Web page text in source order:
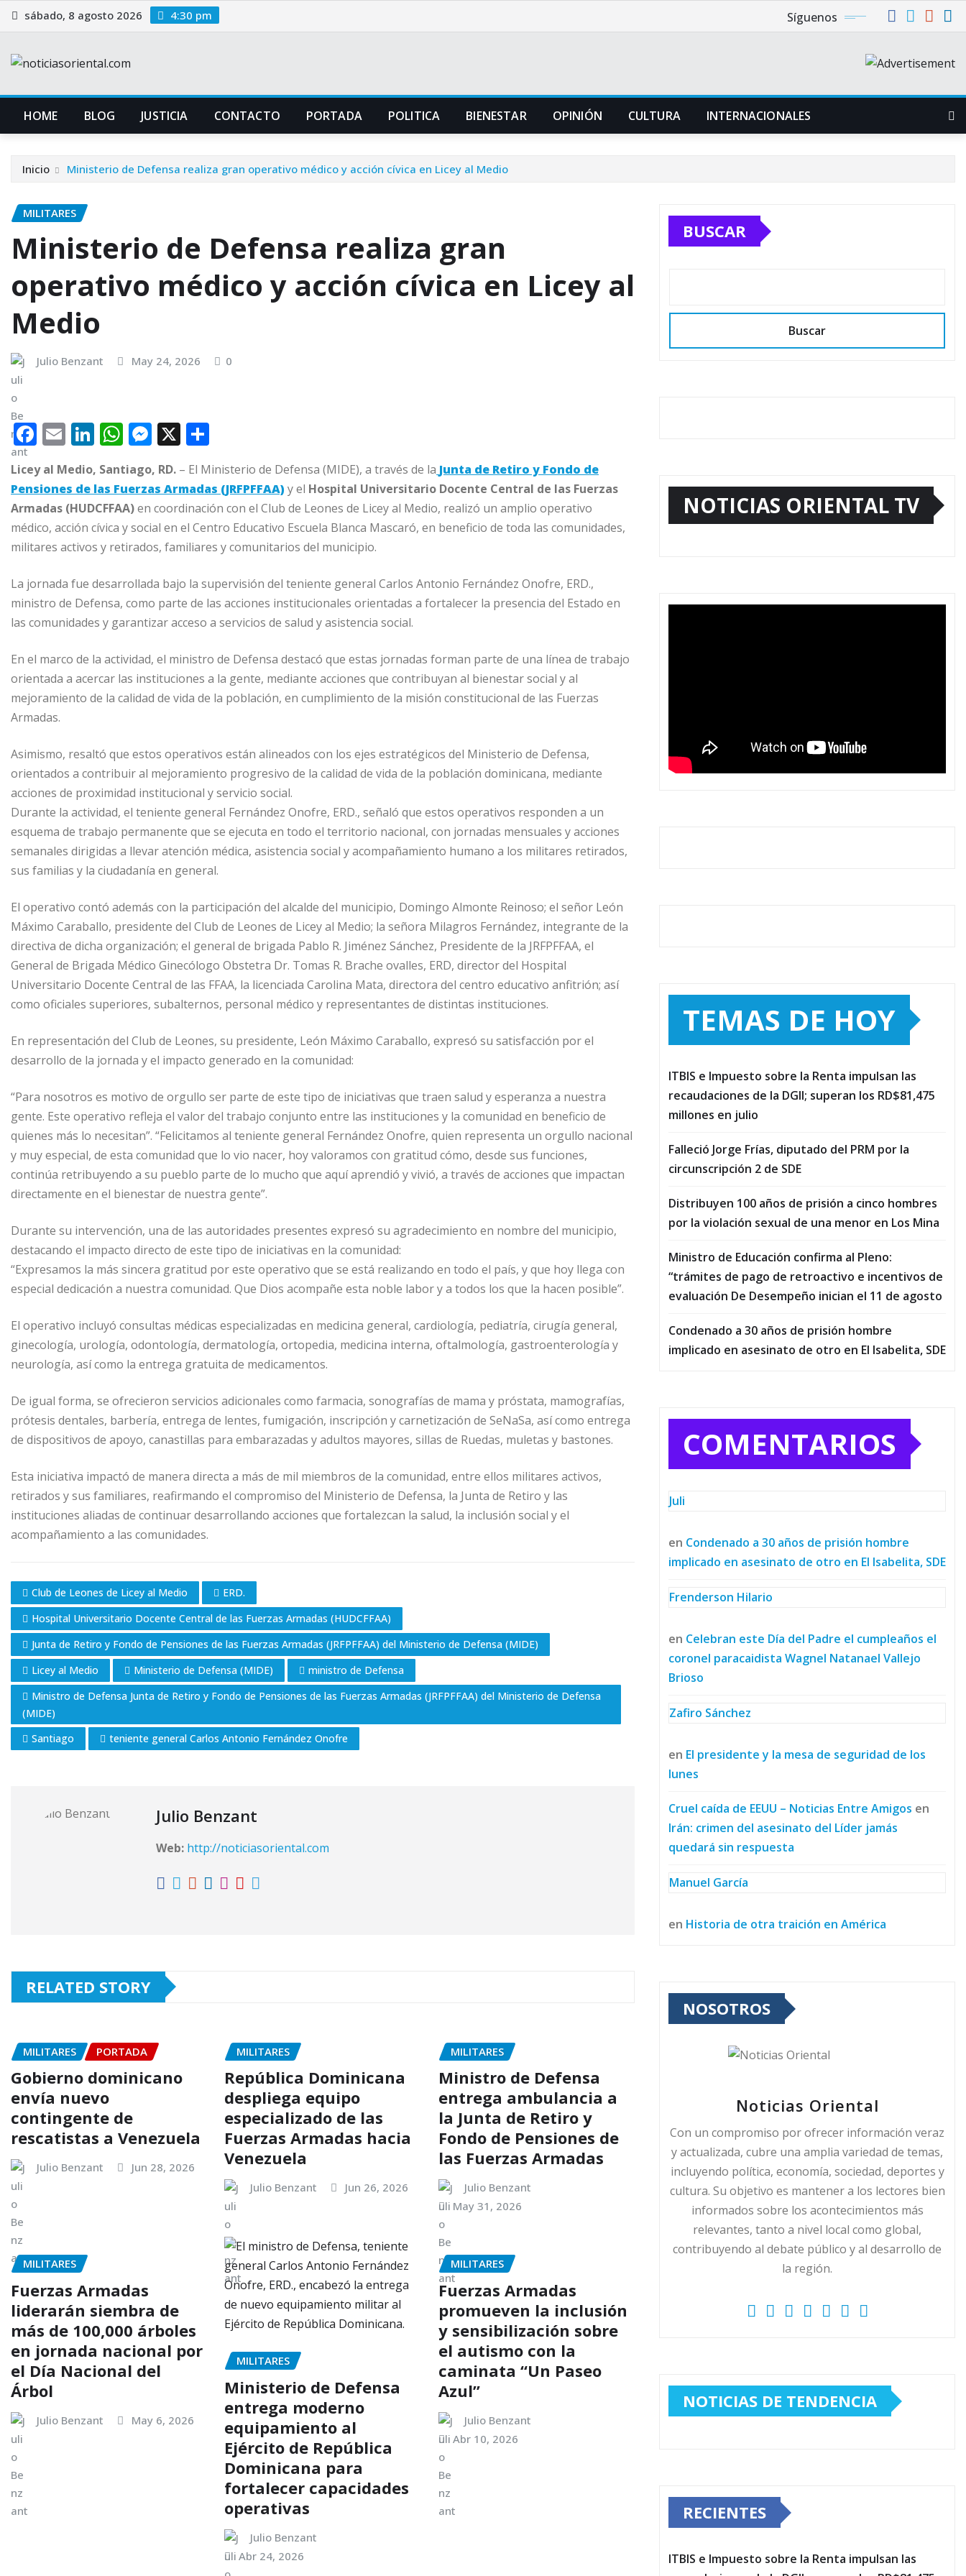
Saltar
al
sábado, 8 agosto 2026 4:30 pm Síguenos
HOME BLOG JUSTICIA CONTACTO PORTADA POLITICA BIENESTAR OPINIÓN CULTURA INTERNACIONALES
Inicio Ministerio de Defensa realiza gran operativo médico y acción cívica en Licey al Medio
MILITARES
Ministerio de Defensa realiza gran
operativo médico y acción cívica en Licey al
Medio
Julio Benzant May 24, 2026 0
F
c
e
b
o
k
E
m
ai
l
Li
n
k
e
dI
n
W
h
at
s
A
p
p
M
e
ss
e
n
g
e
r
X
o
m
p
ar
ti
Licey al Medio, Santiago, RD. – El Ministerio de Defensa (MIDE), a través de la Junta de Retiro y Fondo de
Pensiones de las Fuerzas Armadas (JRFPFFAA) y el Hospital Universitario Docente Central de las Fuerzas
Armadas (HUDCFFAA)en coordinación con el Club de Leones de Licey al Medio, realizó un amplio operativo
médico, acción cívica y social en el Centro Educativo Escuela Blanca Mascaró, en beneficio de toda las comunidades,
militares activos y retirados, familiares y comunitarios del municipio.
La jornada fue desarrollada bajo la supervisión del teniente general Carlos Antonio Fernández Onofre, ERD.,
ministro de Defensa, como parte de las acciones institucionales orientadas a fortalecer la presencia del Estado en
las comunidades y garantizar acceso a servicios de salud y asistencia social.
En el marco de la actividad, el ministro de Defensa destacó que estas jornadas forman parte de una línea de trabajo
orientada a acercar las instituciones a la gente, mediante acciones que contribuyan al bienestar social y al
mejoramiento de la calidad de vida de la población, en cumplimiento de la misión constitucional de las Fuerzas
Armadas.
Asimismo, resaltó que estos operativos están alineados con los ejes estratégicos del Ministerio de Defensa,
orientados a contribuir al mejoramiento progresivo de la calidad de vida de la población dominicana, mediante
acciones de proximidad institucional y servicio social.
Durante la actividad, el teniente general Fernández Onofre, ERD., señaló que estos operativos responden a un
esquema de trabajo permanente que se ejecuta en todo el territorio nacional, con jornadas mensuales y acciones
semanales dirigidas a llevar atención médica, asistencia social y acompañamiento humano a los militares retirados,
sus familias y la ciudadanía en general.
El operativo contó además con la participación del alcalde del municipio, Domingo Almonte Reinoso; el señor León
Máximo Caraballo, presidente del Club de Leones de Licey al Medio; la señora Milagros Fernández, integrante de la
directiva de dicha organización; el general de brigada Pablo R. Jiménez Sánchez, Presidente de la JRFPFFAA, el
General de Brigada Médico Ginecólogo Obstetra Dr. Tomas R. Brache ovalles, ERD, director del Hospital
Universitario Docente Central de las FFAA, la licenciada Carolina Mata, directora del centro educativo anfitrión; así
como oficiales superiores, subalternos, personal médico y representantes de distintas instituciones.
En representación del Club de Leones, su presidente, León Máximo Caraballo, expresó su satisfacción por el
desarrollo de la jornada y el impacto generado en la comunidad:
“Para nosotros es motivo de orgullo ser parte de este tipo de iniciativas que traen salud y esperanza a nuestra
gente. Este operativo refleja el valor del trabajo conjunto entre las instituciones y la comunidad en beneficio de
quienes más lo necesitan”. “Felicitamos al teniente general Fernández Onofre, quien representa un orgullo nacional
y muy especial, de esta comunidad que lo vio nacer, hoy valoramos con gratitud cómo, desde sus funciones,
continúa retribuyendo a su pueblo parte de lo mucho que aquí aprendió y vivió, a través de acciones que impactan
directamente en el bienestar de nuestra gente”.
Durante su intervención, una de las autoridades presentes expresó su agradecimiento en nombre del municipio,
destacando el impacto directo de este tipo de iniciativas en la comunidad:
“Expresamos la más sincera gratitud por este operativo que se está realizando en todo el país, y que hoy llega con
especial dedicación a nuestra comunidad. Que Dios acompañe esta noble labor y a todos los que la hacen posible”.
El operativo incluyó consultas médicas especializadas en medicina general, cardiología, pediatría, cirugía general,
ginecología, urología, odontología, dermatología, ortopedia, medicina interna, oftalmología, gastroenterología y
neurología, así como la entrega gratuita de medicamentos.
De igual forma, se ofrecieron servicios adicionales como farmacia, sonografías de mama y próstata, mamografías,
prótesis dentales, barbería, entrega de lentes, fumigación, inscripción y carnetización de SeNaSa, así como entrega
de dispositivos de apoyo, canastillas para embarazadas y adultos mayores, sillas de Ruedas, muletas y bastones.
Esta iniciativa impactó de manera directa a más de mil miembros de la comunidad, entre ellos militares activos,
retirados y sus familiares, reafirmando el compromiso del Ministerio de Defensa, la Junta de Retiro y las
instituciones aliadas de continuar desarrollando acciones que fortalezcan la salud, la inclusión social y el
acompañamiento a las comunidades.
Club de Leones de Licey al Medio
ERD.
Hospital Universitario Docente Central de las Fuerzas Armadas (HUDCFFAA)
Junta de Retiro y Fondo de Pensiones de las Fuerzas Armadas (JRFPFFAA) del Ministerio de Defensa (MIDE)
Licey al Medio
Ministerio de Defensa (MIDE)
ministro de Defensa
Ministro de Defensa Junta de Retiro y Fondo de Pensiones de las Fuerzas Armadas (JRFPFFAA) del Ministerio de Defensa
(MIDE)
Santiago
teniente general Carlos Antonio Fernández Onofre
Julio Benzant
Web: http://noticiasoriental.com
RELATED STORY
MILITARES PORTADA
Gobierno dominicano
envía nuevo
contingente de
rescatistas a Venezuela
Julio Benzant Jun 28, 2026
MILITARES
República Dominicana
despliega equipo
especializado de las
Fuerzas Armadas hacia
Venezuela
Julio Benzant Jun 26, 2026
MILITARES
Ministro de Defensa
entrega ambulancia a
la Junta de Retiro y
Fondo de Pensiones de
las Fuerzas Armadas
Julio Benzant
May 31, 2026
MILITARES
Fuerzas Armadas
liderarán siembra de
más de 100,000 árboles
en jornada nacional por
el Día Nacional del
Árbol
Julio Benzant May 6, 2026
MILITARES
Ministerio de Defensa
entrega moderno
equipamiento al
Ejército de República
Dominicana para
fortalecer capacidades
operativas
Julio Benzant
Abr 24, 2026
MILITARES
Fuerzas Armadas
promueven la inclusión
y sensibilización sobre
el autismo con la
caminata “Un Paseo
Azul”
Julio Benzant
Abr 10, 2026
BUSCAR
Buscar
NOTICIAS ORIENTAL TV
TEMAS DE HOY
ITBIS e Impuesto sobre la Renta impulsan las
recaudaciones de la DGII; superan los RD$81,475
millones en julio
Falleció Jorge Frías, diputado del PRM por la
circunscripción 2 de SDE
Distribuyen 100 años de prisión a cinco hombres
por la violación sexual de una menor en Los Mina
Ministro de Educación confirma al Pleno:
“trámites de pago de retroactivo e incentivos de
evaluación De Desempeño inician el 11 de agosto
Condenado a 30 años de prisión hombre
implicado en asesinato de otro en El Isabelita, SDE
COMENTARIOS
Juli
en Condenado a 30 años de prisión hombre
implicado en asesinato de otro en El Isabelita, SDE
Frenderson Hilario
en Celebran este Día del Padre el cumpleaños el
coronel paracaidista Wagnel Natanael Vallejo
Brioso
Zafiro Sánchez
en El presidente y la mesa de seguridad de los
lunes
Cruel caída de EEUU – Noticias Entre Amigos en
Irán: crimen del asesinato del Líder jamás
quedará sin respuesta
Manuel García
en Historia de otra traición en América
NOSOTROS
Noticias Oriental
Con un compromiso por ofrecer información veraz
y actualizada, cubre una amplia variedad de temas,
incluyendo política, economía, sociedad, deportes y
cultura. Su objetivo es mantener a los lectores bien
informados sobre los acontecimientos más
relevantes, tanto a nivel local como global,
contribuyendo al debate público y al desarrollo de
la región.
NOTICIAS DE TENDENCIA
RECIENTES
ITBIS e Impuesto sobre la Renta impulsan las